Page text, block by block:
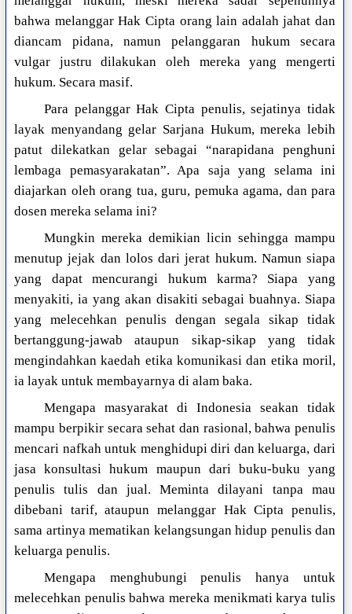
bahwa melanggar Hak Cipta orang lain adalah jahat dan
diancam pidana, namun pelanggaran hukum secara
vulgar justru dilakukan oleh mereka yang mengerti
hukum. Secara masif.
Para pelanggar Hak Cipta penulis, sejatinya tidak
layak menyandang gelar Sarjana Hukum, mereka lebih
patut dilekatkan gelar sebagai “narapidana penghuni
lembaga pemasyarakatan”. Apa saja yang selama ini
diajarkan oleh orang tua, guru, pemuka agama, dan para
dosen mereka selama ini?
Mungkin mereka demikian licin sehingga mampu
menutup jejak dan lolos dari jerat hukum. Namun siapa
yang dapat mencurangi hukum karma? Siapa yang
menyakiti, ia yang akan disakiti sebagai buahnya. Siapa
yang melecehkan penulis dengan segala sikap tidak
bertanggung-jawab ataupun sikap-sikap yang tidak
mengindahkan kaedah etika komunikasi dan etika moril,
ia layak untuk membayarnya di alam baka.
Mengapa masyarakat di Indonesia seakan tidak
mampu berpikir secara sehat dan rasional, bahwa penulis
mencari nafkah untuk menghidupi diri dan keluarga, dari
jasa konsultasi hukum maupun dari buku-buku yang
penulis tulis dan jual. Meminta dilayani tanpa mau
dibebani tarif, ataupun melanggar Hak Cipta penulis,
sama artinya mematikan kelangsungan hidup penulis dan
keluarga penulis.
Mengapa menghubungi penulis hanya untuk
melecehkan penulis bahwa mereka menikmati karya tulis